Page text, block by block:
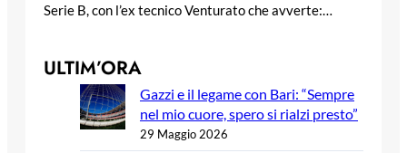
Serie B, con l’ex tecnico Venturato che avverte:…
ULTIM’ORA
Gazzi e il legame con Bari: “Sempre
nel mio cuore, spero si rialzi presto”
29 Maggio 2026